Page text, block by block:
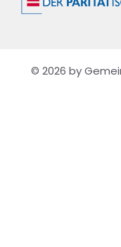
© 2026 by